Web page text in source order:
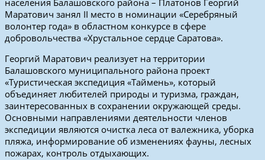
населения Балашовского района – Платонов Георгий
Маратович занял II место в номинации «Серебряный
волонтер года» в областном конкурсе в сфере
добровольчества «Хрустальное сердце Саратова».
Георгий Маратович реализует на территории
Балашовского муниципального района проект
«Туристическая экспедиция «Таймень», который
объединяет любителей природы и туризма, граждан,
заинтересованных в сохранении окружающей среды.
Основными направлениями деятельности членов
экспедиции являются очистка леса от валежника, уборка
пляжа, информирование об изменениях фауны, лесных
пожарах, контроль отдыхающих.